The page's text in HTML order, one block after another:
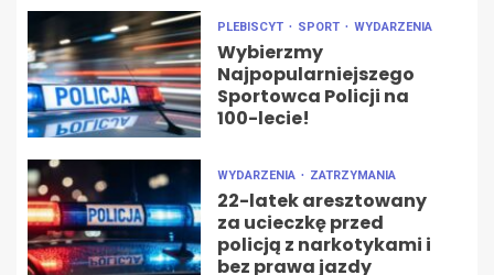
PLEBISCYT SPORT WYDARZENIA
Wybierzmy
Najpopularniejszego
Sportowca Policji na
100-lecie!
WYDARZENIA ZATRZYMANIA
22-latek aresztowany
za ucieczkę przed
policją z narkotykami i
bez prawa jazdy